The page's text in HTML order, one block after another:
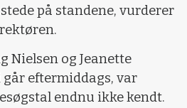
på standene, vurderer
Nielsen og Jeanette
eftermiddags, var
endnu ikke kendt.